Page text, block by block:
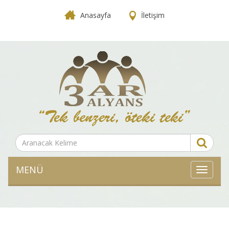
Anasayfa İletişim
MENÜ
MENÜ